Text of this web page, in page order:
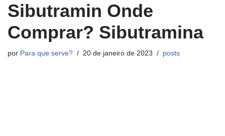
Sibutramin Onde
Comprar? Sibutramina
por Para que serve? 20 de janeiro de 2023 posts